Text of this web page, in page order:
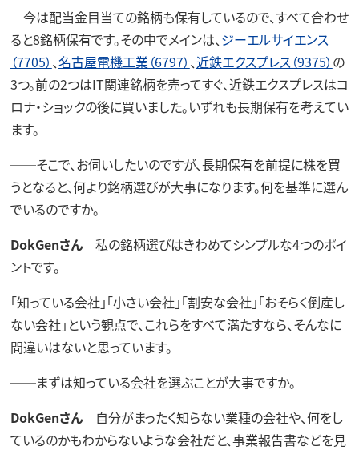
今は配当金目当ての銘柄も保有しているので、すべて合わせ
ると8銘柄保有です。その中でメインは、 ジーエルサイエンス
（7705） 、名古屋電機工業（6797） 、近鉄エクスプレス（9375） の
3つ。前の2つはIT関連銘柄を売ってすぐ、近鉄エクスプレスはコ
ロナ・ショックの後に買いました。いずれも長期保有を考えてい
ます。
──そこで、お伺いしたいのですが、長期保有を前提に株を買
うとなると、何より銘柄選びが大事になります。何を基準に選ん
でいるのですか。
DokGenさん私の銘柄選びはきわめてシンプルな4つのポイ
ントです。
「知っている会社」「小さい会社」「割安な会社」「おそらく倒産し
ない会社」という観点で、これらをすべて満たすなら、そんなに
間違いはないと思っています。
──まずは知っている会社を選ぶことが大事ですか。
DokGenさん自分がまったく知らない業種の会社や、何をし
ているのかもわからないような会社だと、事業報告書などを見